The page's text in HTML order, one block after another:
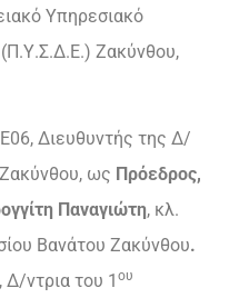
Υπηρεσιακό
Ζακύνθου,
Διευθυντής της Δ/
ως Πρόεδρος,
Παναγιώτη, κλ.
Βανάτου Ζακύνθου.
Δ/ντρια του 1 ου